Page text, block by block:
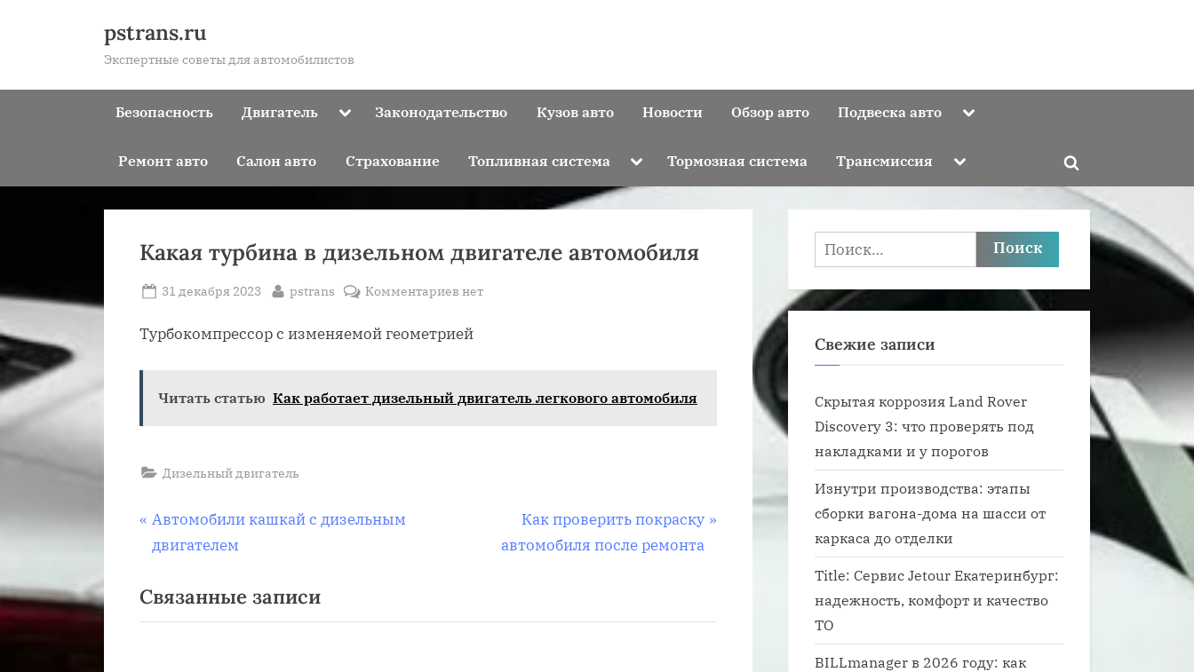
pstrans.ru
Экспертные советы для автомобилистов
Безопасность Двигатель ToggleЗаконодательство Кузов авто Новости Обзор авто Подвеска авто Toggle
Ремонт авто Салон авто Страхование Топливная система Toggle
menu
Тормозная система Трансмиссия Toggle
menu
Toggle
search
Какая турбина в дизельном двигателе автомобиля
Posted
31 декабря 2023 By
pstrans Комментариев к
Какая
дизельном
нет
Турбокомпрессор с изменяемой геометрией
Читать статью Как работает дизельный двигатель легкового автомобиля
Дизельный двигатель
Навигация
записям
П
р
д
ы
Автомобили кашкай с дизельным
двигателем
С
л
у
Как проверить покраску
автомобиля после ремонта
Связанные записи
Найти:
Свежие записи
Скрытая коррозия Land Rover
Discovery 3: что проверять под
накладками и у порогов
Изнутри производства: этапы
сборки вагона-дома на шасси от
каркаса до отделки
Title: Сервис Jetour Екатеринбург:
надежность, комфорт и качество
ТО
BILLmanager в 2026 году: как